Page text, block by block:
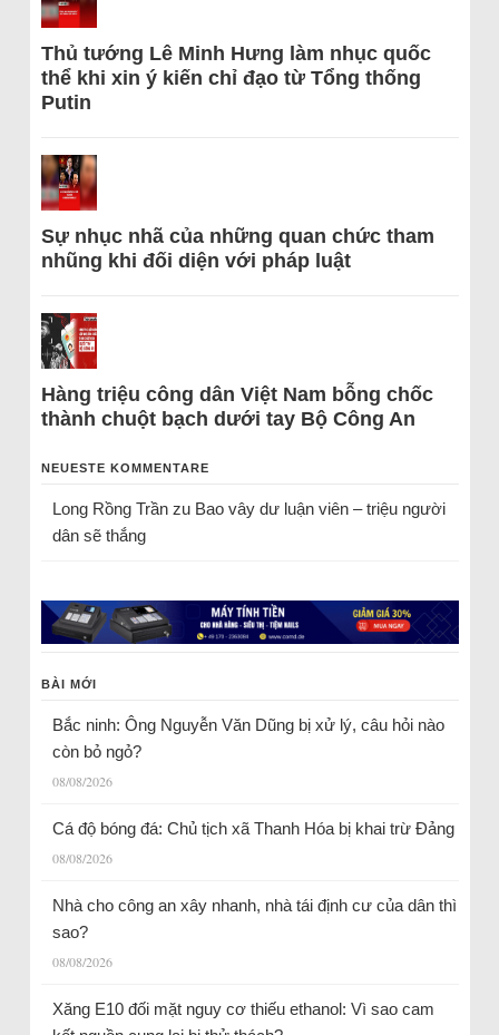
Thủ tướng Lê Minh Hưng làm nhục quốc
thể khi xin ý kiến chỉ đạo từ Tổng thống
Putin
Sự nhục nhã của những quan chức tham
nhũng khi đối diện với pháp luật
Hàng triệu công dân Việt Nam bỗng chốc
thành chuột bạch dưới tay Bộ Công An
NEUESTE KOMMENTARE
Long Rồng Trầnzu Bao vây dư luận viên – triệu người
dân sẽ thắng
BÀI MỚI
Bắc ninh: Ông Nguyễn Văn Dũng bị xử lý, câu hỏi nào
còn bỏ ngỏ?
08/08/2026
Cá độ bóng đá: Chủ tịch xã Thanh Hóa bị khai trừ Đảng
08/08/2026
Nhà cho công an xây nhanh, nhà tái định cư của dân thì
sao?
08/08/2026
Xăng E10 đối mặt nguy cơ thiếu ethanol: Vì sao cam